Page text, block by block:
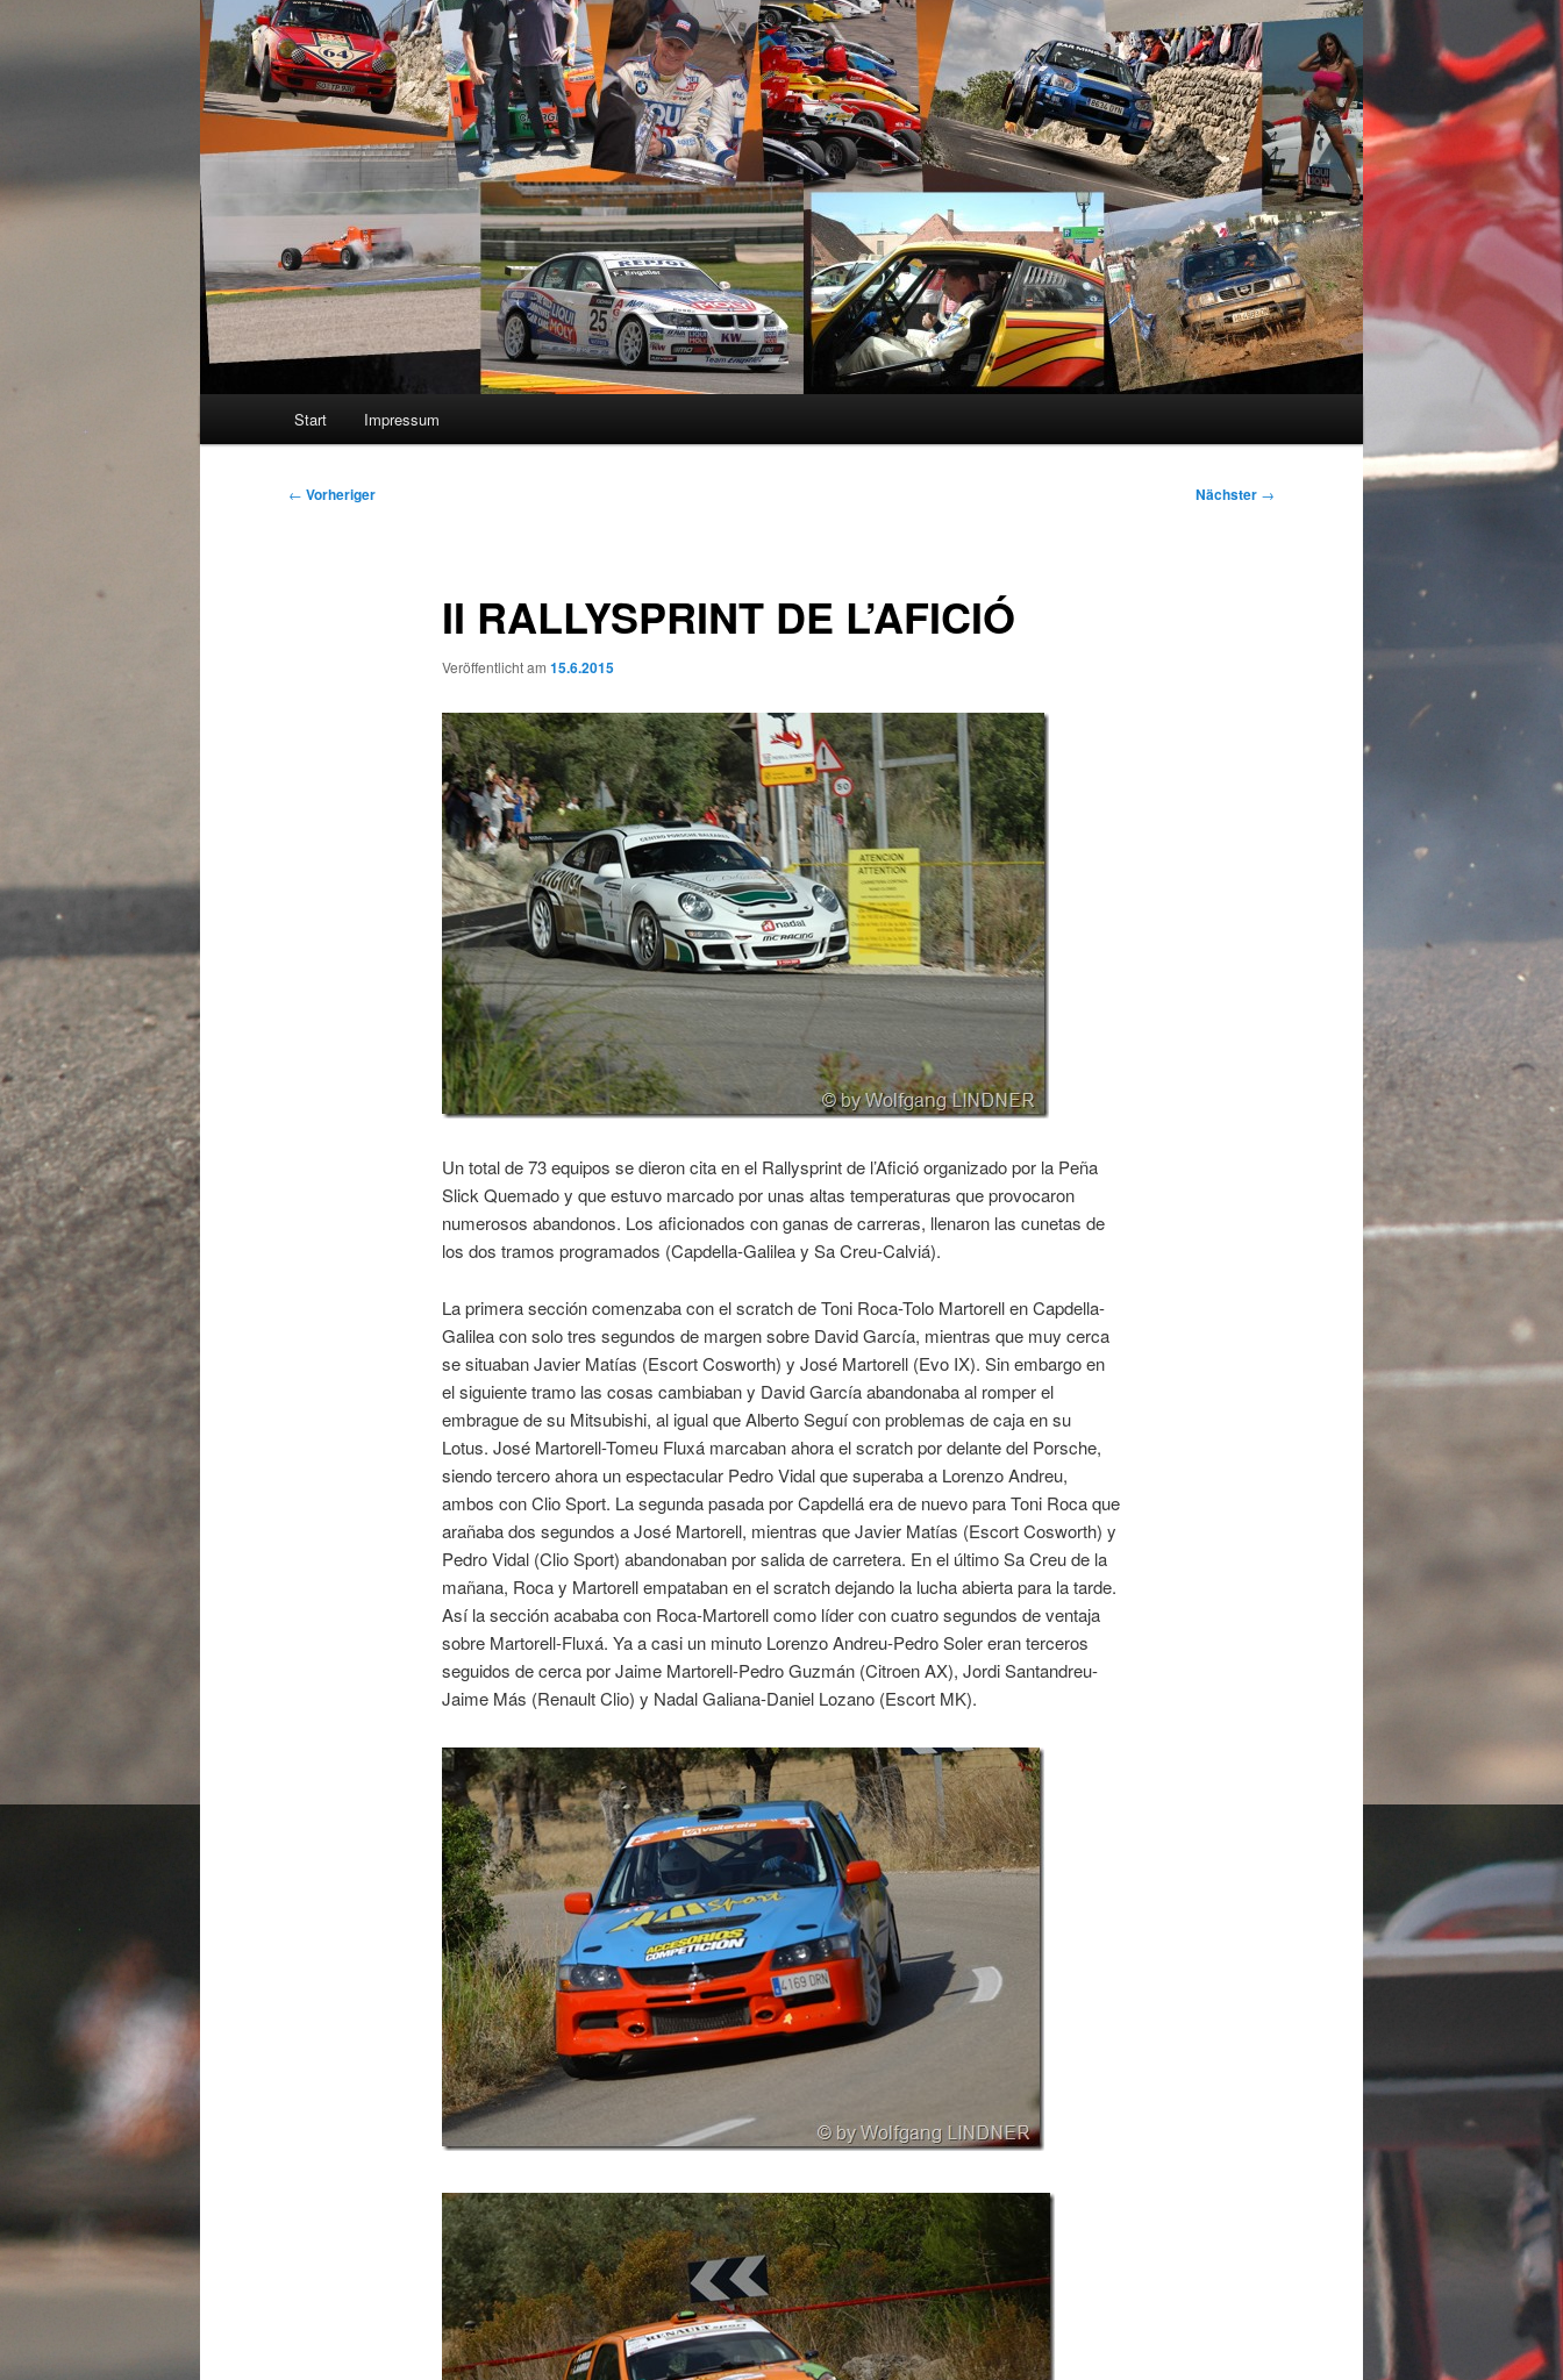
Start Impressum
Beitragsnavigation
← Vorheriger Nächster →
II RALLYSPRINT DE L’AFICIÓ
Veröffentlicht am 15.6.2015
Un total de 73 equipos se dieron cita en el Rallysprint de l’Afició organizado por la Peña
Slick Quemado y que estuvo marcado por unas altas temperaturas que provocaron
numerosos abandonos. Los aficionados con ganas de carreras, llenaron las cunetas de
los dos tramos programados (Capdella-Galilea y Sa Creu-Calviá).
La primera sección comenzaba con el scratch de Toni Roca-Tolo Martorell en Capdella-
Galilea con solo tres segundos de margen sobre David García, mientras que muy cerca
se situaban Javier Matías (Escort Cosworth) y José Martorell (Evo IX). Sin embargo en
el siguiente tramo las cosas cambiaban y David García abandonaba al romper el
embrague de su Mitsubishi, al igual que Alberto Seguí con problemas de caja en su
Lotus. José Martorell-Tomeu Fluxá marcaban ahora el scratch por delante del Porsche,
siendo tercero ahora un espectacular Pedro Vidal que superaba a Lorenzo Andreu,
ambos con Clio Sport. La segunda pasada por Capdellá era de nuevo para Toni Roca que
arañaba dos segundos a José Martorell, mientras que Javier Matías (Escort Cosworth) y
Pedro Vidal (Clio Sport) abandonaban por salida de carretera. En el último Sa Creu de la
mañana, Roca y Martorell empataban en el scratch dejando la lucha abierta para la tarde.
Así la sección acababa con Roca-Martorell como líder con cuatro segundos de ventaja
sobre Martorell-Fluxá. Ya a casi un minuto Lorenzo Andreu-Pedro Soler eran terceros
seguidos de cerca por Jaime Martorell-Pedro Guzmán (Citroen AX), Jordi Santandreu-
Jaime Más (Renault Clio) y Nadal Galiana-Daniel Lozano (Escort MK).